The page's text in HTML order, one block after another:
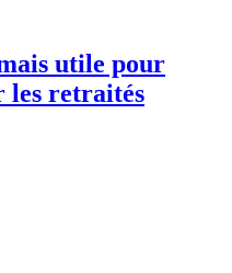
utile pour
les retraités